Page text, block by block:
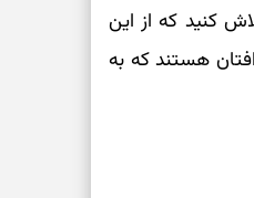
کنید که از این
هستند که به